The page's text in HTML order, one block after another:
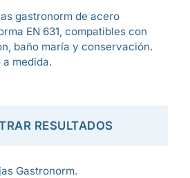
gastronorm de acero
EN 631, compatibles con
baño maría y conservación.
medida.
RESULTADOS
Gastronorm.